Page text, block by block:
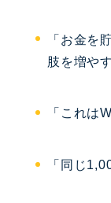
「お金を
肢を増や
「これは
「同じ